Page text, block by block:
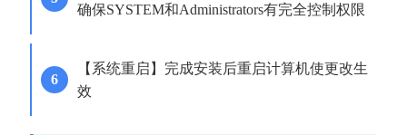
确保SYSTEM和Administrators有完全控制权限
【系统重启】完成安装后重启计算机使更改生
效